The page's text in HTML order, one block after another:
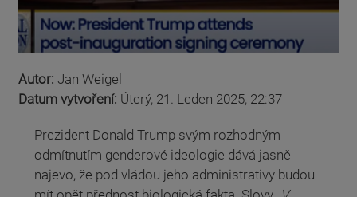
Autor: Jan Weigel
Datum vytvoření: Úterý, 21. Leden 2025, 22:37
Prezident Donald Trump svým rozhodným
odmítnutím genderové ideologie dává jasně
najevo, že pod vládou jeho administrativy budou